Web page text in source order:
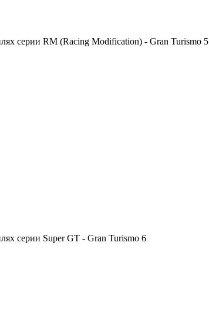
серии RM (Racing Modification) - Gran Turismo 5
серии Super GT - Gran Turismo 6